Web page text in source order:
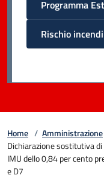
Programma
Rischio
Home / Amministrazione
Dichiarazione sostitutiva
IMU dello 0,84 per cento
e D7